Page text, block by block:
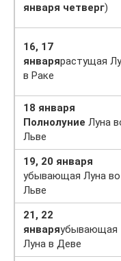
января четверг)
16, 17
январярастущая
в Раке
18 января
Полнолуние Луна
Льве
19, 20 января
убывающая Луна во
Льве
21, 22
январяубывающая
Луна в Деве